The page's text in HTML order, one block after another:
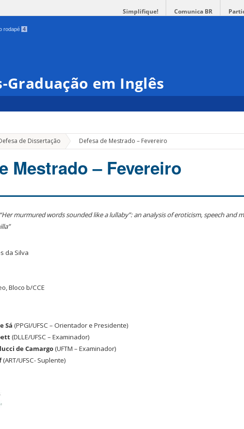
Simplifique! Comunica BR
rodapé 4
Graduação em Inglês
de Dissertação » Defesa de Mestrado – Fevereiro
Mestrado – Fevereiro
“Her murmured words sounded like a lullaby”: an analysis of eroticism, speech and
da Silva
Bloco b/CCE
Sá (PPGI/UFSC – Orientador e Presidente)
(DLLE/UFSC – Examinador)
de Camargo(UFTM – Examinador)
(ART/UFSC- Suplente)